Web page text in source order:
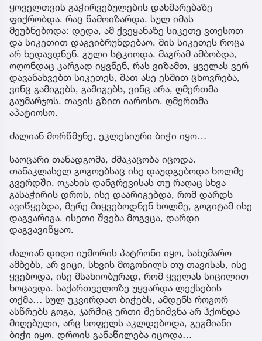
ყოველთვის გაჭირვებულების დახმარებაზე
ფიქრობდა. რაც წამოიზარდა, სულ იმას
მეუბნებოდა: დედა, ამ ქვეყანაზე სიკეთე ვთესოთ
და სიკეთით დაგვიბრუნდებაო. მის სიკეთეს როცა
არ ხედავდნენ, გული სტკიოდა, მაგრამ ამბობდა,
ოღონდაც კარგად იყვნენ, რას ვიზამთ, ყველას ვერ
დავანახვებთ სიკეთეს, მათ ასე ესმით ცხოვრება,
ვინც გამიგებს, გამიგებს, ვინც არა, ღმერთმა
გაუმარჯოს, თავის გზით იაროსო. ღმერთმა
აპატიოსო.
ძალიან მორწმუნე, ეკლესიური ბიჭი იყო…
საოცარი თანადგომა, ძმაკაცობა იცოდა.
თანაკლასელ გოგოებსაც ისე დაუდგებოდა ხოლმე
გვერდში, ოჯახის დანგრევისას თუ რაღაც სხვა
გასაჭირის დროს, ისე დაარიგებდა, რომ დარდს
ავიწყებდა, მერე მიყვებოდნენ ხოლმე, გოგიტამ ისე
დაგვარიგა, ისეთი შვება მოგვცა, დარდი
დაგვავიწყაო.
ძალიან დიდი იუმორის პატრონი იყო, სახუმარო
ამბებს, არ ვიცი, სხვის მოგონილს თუ თავისას, ისე
ყვებოდა, ისე მსახიობურად, რომ ყველას სიცილით
ხოცავდა. საქართველოზე უყვარდა ლექსების
თქმა… სულ უკვირდათ ბიჭებს, ამდენს როგორ
ასწრებს გოგა, ჯარშიც ერთი შენიშვნა არ ჰქონდა
მიღებული, არც სოფელს აკლდებოდა, გეგმიანი
ბიჭი იყო, დროის განაწილება იცოდა…